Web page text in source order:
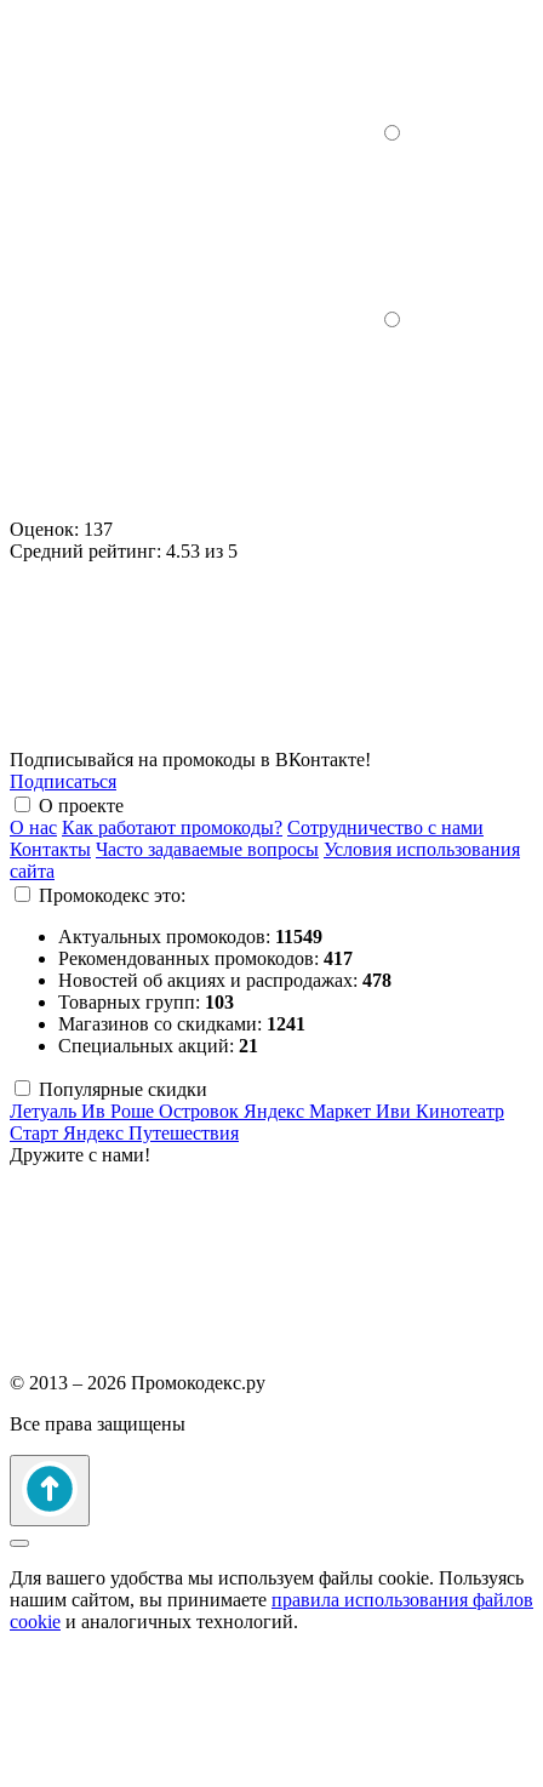
Оценок: 137
Средний рейтинг: 4.53 из 5
Подписывайся на промокоды в ВКонтакте!
Подписаться
О проекте
О нас Как работают промокоды? Сотрудничество с нами
Контакты Часто задаваемые вопросы Условия использования
сайта
Промокодекс это:
Актуальных промокодов: 11549
Рекомендованных промокодов: 417
Новостей об акциях и распродажах: 478
Товарных групп: 103
Магазинов со скидками: 1241
Специальных акций: 21
Популярные скидки
Летуаль Ив Роше Островок Яндекс Маркет Иви Кинотеатр
Старт Яндекс Путешествия
Дружите с нами!
© 2013 – 2026 Промокодекс.ру
Все права защищены
Для вашего удобства мы используем файлы cookie. Пользуясь
нашим сайтом, вы принимаете правила использования файлов
cookie и аналогичных технологий.